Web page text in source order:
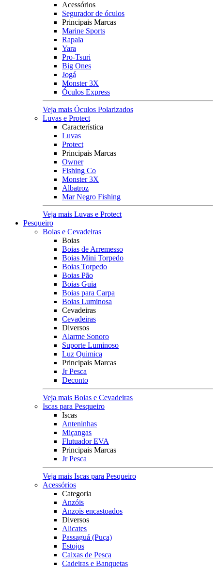
Acessórios
Segurador de óculos
Principais Marcas
Marine Sports
Rapala
Yara
Pro-Tsuri
Big Ones
Jogá
Monster 3X
Óculos Express
Veja mais Óculos Polarizados
Luvas e Protect
Característica
Luvas
Protect
Principais Marcas
Owner
Fishing Co
Monster 3X
Albatroz
Mar Negro Fishing
Veja mais Luvas e Protect
Pesqueiro
Boias e Cevadeiras
Boias
Boias de Arremesso
Boias Mini Torpedo
Boias Torpedo
Boias Pão
Boias Guia
Boias para Carpa
Boias Luminosa
Cevadeiras
Cevadeiras
Diversos
Alarme Sonoro
Suporte Luminoso
Luz Quimica
Principais Marcas
Jr Pesca
Deconto
Veja mais Boias e Cevadeiras
Iscas para Pesqueiro
Iscas
Anteninhas
Miçangas
Flutuador EVA
Principais Marcas
Jr Pesca
Veja mais Iscas para Pesqueiro
Acessórios
Categoria
Anzóis
Anzois encastoados
Diversos
Alicates
Passaguá (Puça)
Estojos
Caixas de Pesca
Cadeiras e Banquetas